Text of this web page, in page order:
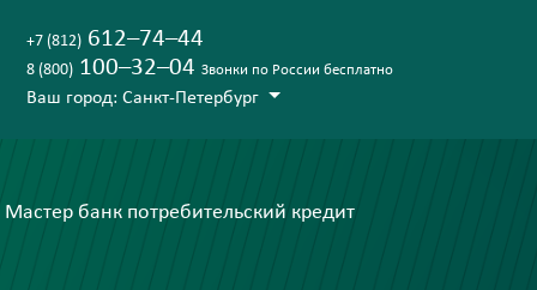
+7 (812) 612–74–44
8 (800) 100–32–04 Звонки по России бесплатно
Ваш город: Санкт-Петербург
Мастер банк потребительский кредит